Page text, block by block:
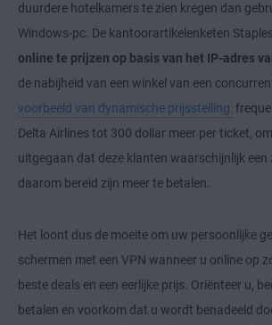
duurdere hotelkamers te zien kregen dan
Windows-pc. De kantoorartikelenketen
online te prijzen op basis van het IP-adres
de nabijheid van een winkel van een
voorbeeld van dynamische prijsstelling:
Delta Airlines tot 300 dollar meer per ticket,
uitgegaan dat deze klanten waarschijnlijk een
daarom bereid zijn meer te betalen.
Het loont dus de moeite om uw persoonlijke
schermen met een VPN wanneer u online op
beste deals en een eerlijke prijs. Oriënteer u,
betalen en voorkom dat u wordt benadeeld